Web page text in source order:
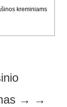
kreminiams
→ →